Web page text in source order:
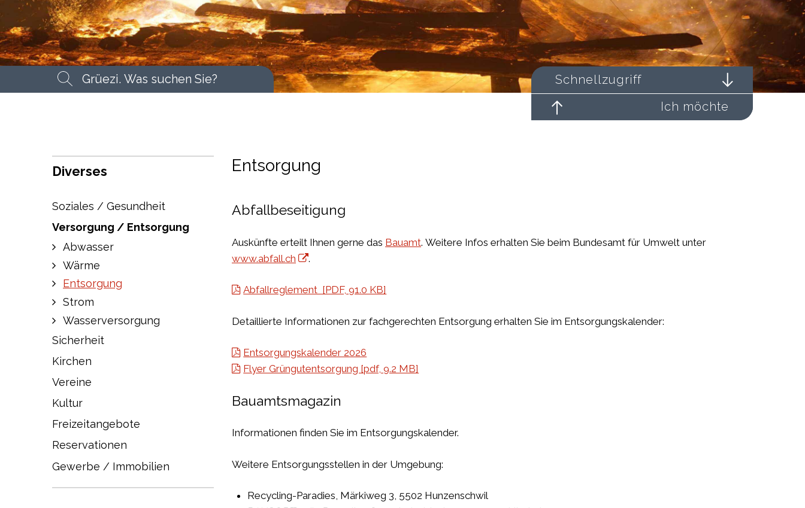
Suchbegriff Suche starten
Schnellzugriff
Ich möchte
Diverses
Soziales / Gesundheit
Versorgung / Entsorgung
Abwasser
Wärme
Entsorgung
Strom
Wasserversorgung
Sicherheit
Kirchen
Vereine
Kultur
Freizeitangebote
Reservationen
Gewerbe / Immobilien
Entsorgung
Abfallbeseitigung
Auskünfte erteilt Ihnen gerne das Bauamt. Weitere Infos erhalten Sie beim Bundesamt für Umwelt unter
www.abfall.ch
.
Abfallreglement [PDF, 91.0 KB]
Detaillierte Informationen zur fachgerechten Entsorgung erhalten Sie im Entsorgungskalender:
Entsorgungskalender 2026
Flyer Grüngutentsorgung [pdf, 9.2 MB]
Bauamtsmagazin
Informationen finden Sie im Entsorgungskalender.
Weitere Entsorgungsstellen in der Umgebung:
Recycling-Paradies, Märkiweg 3, 5502 Hunzenschwil